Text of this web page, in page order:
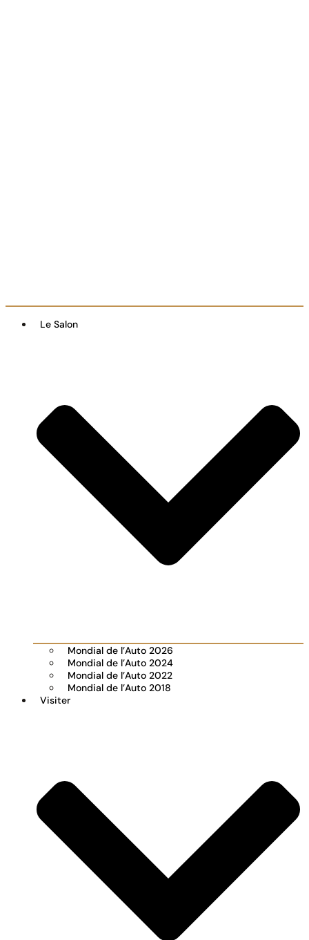
Le Salon
Mondial de l’Auto 2026
Mondial de l’Auto 2024
Mondial de l’Auto 2022
Mondial de l’Auto 2018
Visiter